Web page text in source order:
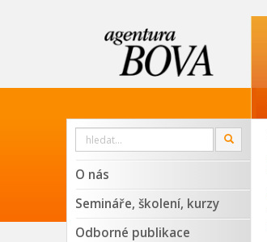
Vyhledat
webu
OK
O nás
Semináře, školení, kurzy
Odborné publikace